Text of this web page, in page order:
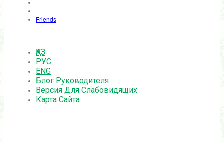
Friends
ҚАЗ
РУС
ENG
Блог Руководителя
Версия Для Слабовидящих
Карта Сайта